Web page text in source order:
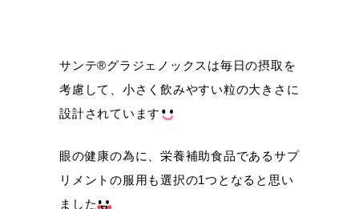
サンテ®グラジェノックスは毎日の摂取を
考慮して、小さく飲みやすい粒の大きさに
設計されています
眼の健康の為に、栄養補助食品であるサプ
リメントの服用も選択の1つとなると思い
ました